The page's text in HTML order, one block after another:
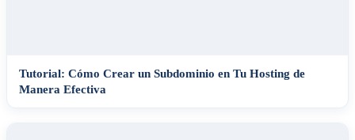
Tutorial: Cómo Crear un Subdominio en Tu Hosting de
Manera Efectiva